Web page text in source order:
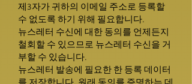
제3자가 귀하의 이메일 주소로 등록할
수 없도록 하기 위해 필요합니다.
뉴스레터 수신에 대한 동의를 언제든지
철회할 수 있으므로 뉴스레터 수신을 거
부할 수 있습니다.
뉴스레터 발송에 필요한 한 등록 데이터